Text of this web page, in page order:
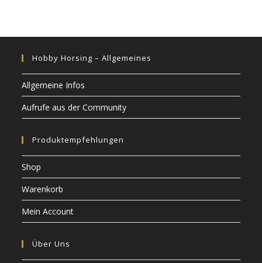
Hobby Horsing – Allgemeines
Allgemeine Infos
Aufrufe aus der Community
Produktempfehlungen
Shop
Warenkorb
Mein Account
Über Uns